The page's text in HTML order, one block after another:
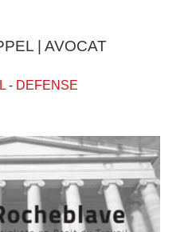
| AVOCAT
- DEFENSE